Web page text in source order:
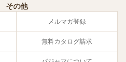
その他
メルマガ登録
無料カタログ請求